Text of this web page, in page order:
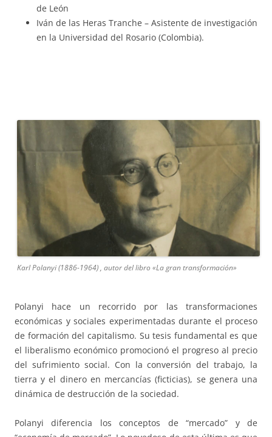
de León
Iván de las Heras Tranche – Asistente de investigación
en la Universidad del Rosario (Colombia).
Karl Polanyi (1886-1964) , autor del libro «La gran transformación»
Polanyi hace un recorrido por las transformaciones
económicas y sociales experimentadas durante el proceso
de formación del capitalismo. Su tesis fundamental es que
el liberalismo económico promocionó el progreso al precio
del sufrimiento social. Con la conversión del trabajo, la
tierra y el dinero en mercancías (ficticias), se genera una
dinámica de destrucción de la sociedad.
Polanyi diferencia los conceptos de “mercado” y de